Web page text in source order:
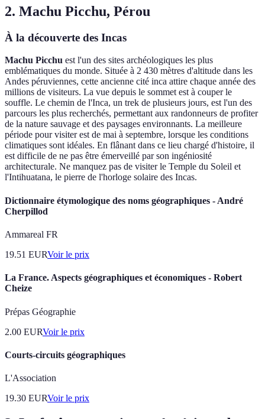
2. Machu Picchu, Pérou
À la découverte des Incas
Machu Picchu est l'un des sites archéologiques les plus
emblématiques du monde. Située à 2 430 mètres d'altitude dans les
Andes péruviennes, cette ancienne cité inca attire chaque année des
millions de visiteurs. La vue depuis le sommet est à couper le
souffle. Le chemin de l'Inca, un trek de plusieurs jours, est l'un des
parcours les plus recherchés, permettant aux randonneurs de profiter
de la nature sauvage et des paysages environnants. La meilleure
période pour visiter est de mai à septembre, lorsque les conditions
climatiques sont idéales. En flânant dans ce lieu chargé d'histoire, il
est difficile de ne pas être émerveillé par son ingéniosité
architecturale. Ne manquez pas de visiter le Temple du Soleil et
l'Intihuatana, le pierre de l'horloge solaire des Incas.
Dictionnaire étymologique des noms géographiques - André
Cherpillod
Ammareal FR
19.51 EURVoir le prix
La France. Aspects géographiques et économiques - Robert
Cheize
Prépas Géographie
2.00 EURVoir le prix
Courts-circuits géographiques
L'Association
19.30 EURVoir le prix